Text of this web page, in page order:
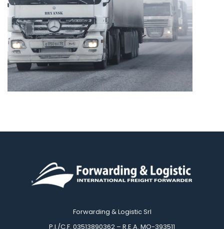
Forwarding & Logistic Srl
P.I./C.F. 03513890362 – R.E.A. MO-393511